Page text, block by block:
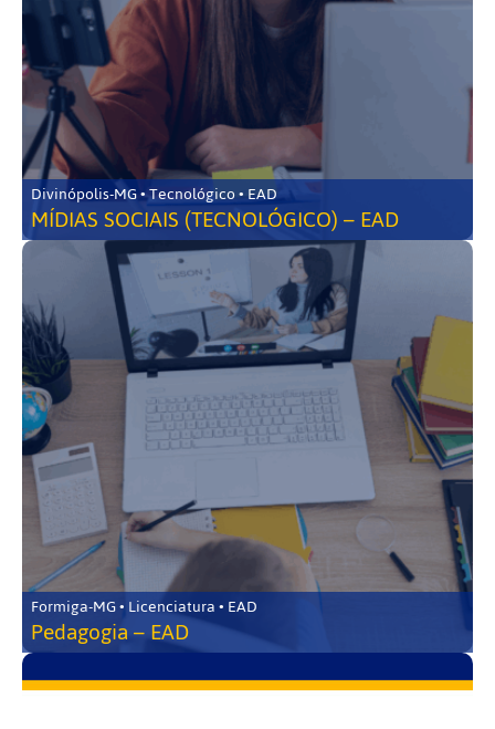
Divinópolis-MG • Tecnológico • EAD
MÍDIAS SOCIAIS (TECNOLÓGICO) – EAD
Formiga-MG • Licenciatura • EAD
Pedagogia – EAD